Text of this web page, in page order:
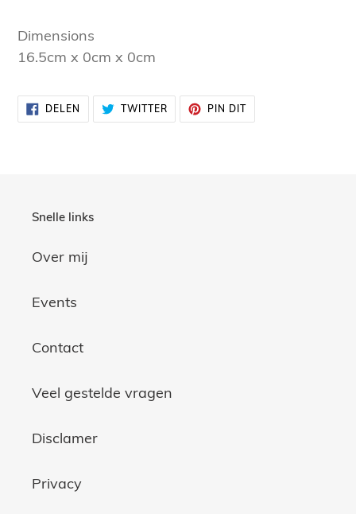
toegevoegen
aan
Dimensions
16.5cm x 0cm x 0cm
DELEN
DELEN
FACEBOOK
TWITTERTWITTEREN
OP
TWITTER
PIN DITPINNEN
PINTEREST
Snelle links
Over mij
Events
Contact
Veel gestelde vragen
Disclamer
Privacy